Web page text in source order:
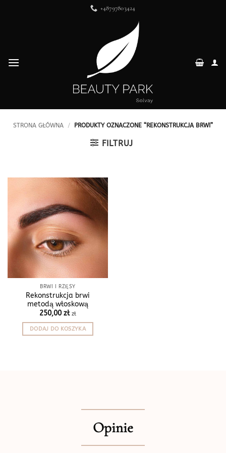
+48797803424
STRONA GŁÓWNA / PRODUKTY OZNACZONE “REKONSTRUKCJA BRWI”
FILTRUJ
BRWI I RZĘSY
Rekonstrukcja brwi
metodą włoskową
250,00zł zł
DODAJ DO KOSZYKA
Opinie